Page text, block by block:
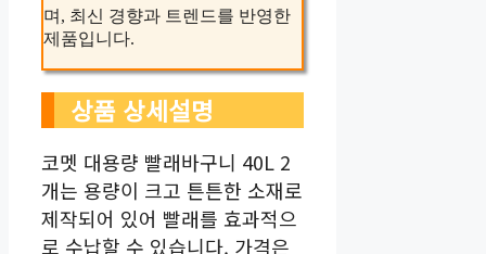
며, 최신 경향과 트렌드를 반영한
제품입니다.
상품 상세설명
코멧 대용량 빨래바구니 40L 2
개는 용량이 크고 튼튼한 소재로
제작되어 있어 빨래를 효과적으
로 수납할 수 있습니다. 가격은